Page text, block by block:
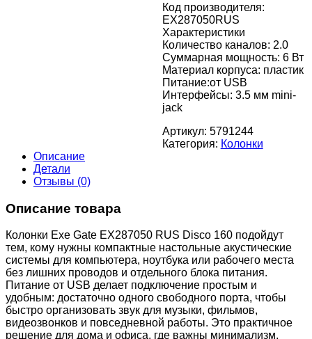
Код производителя:
EX287050RUS
Характеристики
Количество каналов: 2.0
Суммарная мощность: 6 Вт
Материал корпуса: пластик
Питание:от USB
Интерфейсы: 3.5 мм mini-
jack
Артикул: 5791244
Категория: Колонки
Описание
Детали
Отзывы (0)
Описание товара
Колонки Exe Gate EX287050 RUS Disco 160 подойдут
тем, кому нужны компактные настольные акустические
системы для компьютера, ноутбука или рабочего места
без лишних проводов и отдельного блока питания.
Питание от USB делает подключение простым и
удобным: достаточно одного свободного порта, чтобы
быстро организовать звук для музыки, фильмов,
видеозвонков и повседневной работы. Это практичное
решение для дома и офиса, где важны минимализм,